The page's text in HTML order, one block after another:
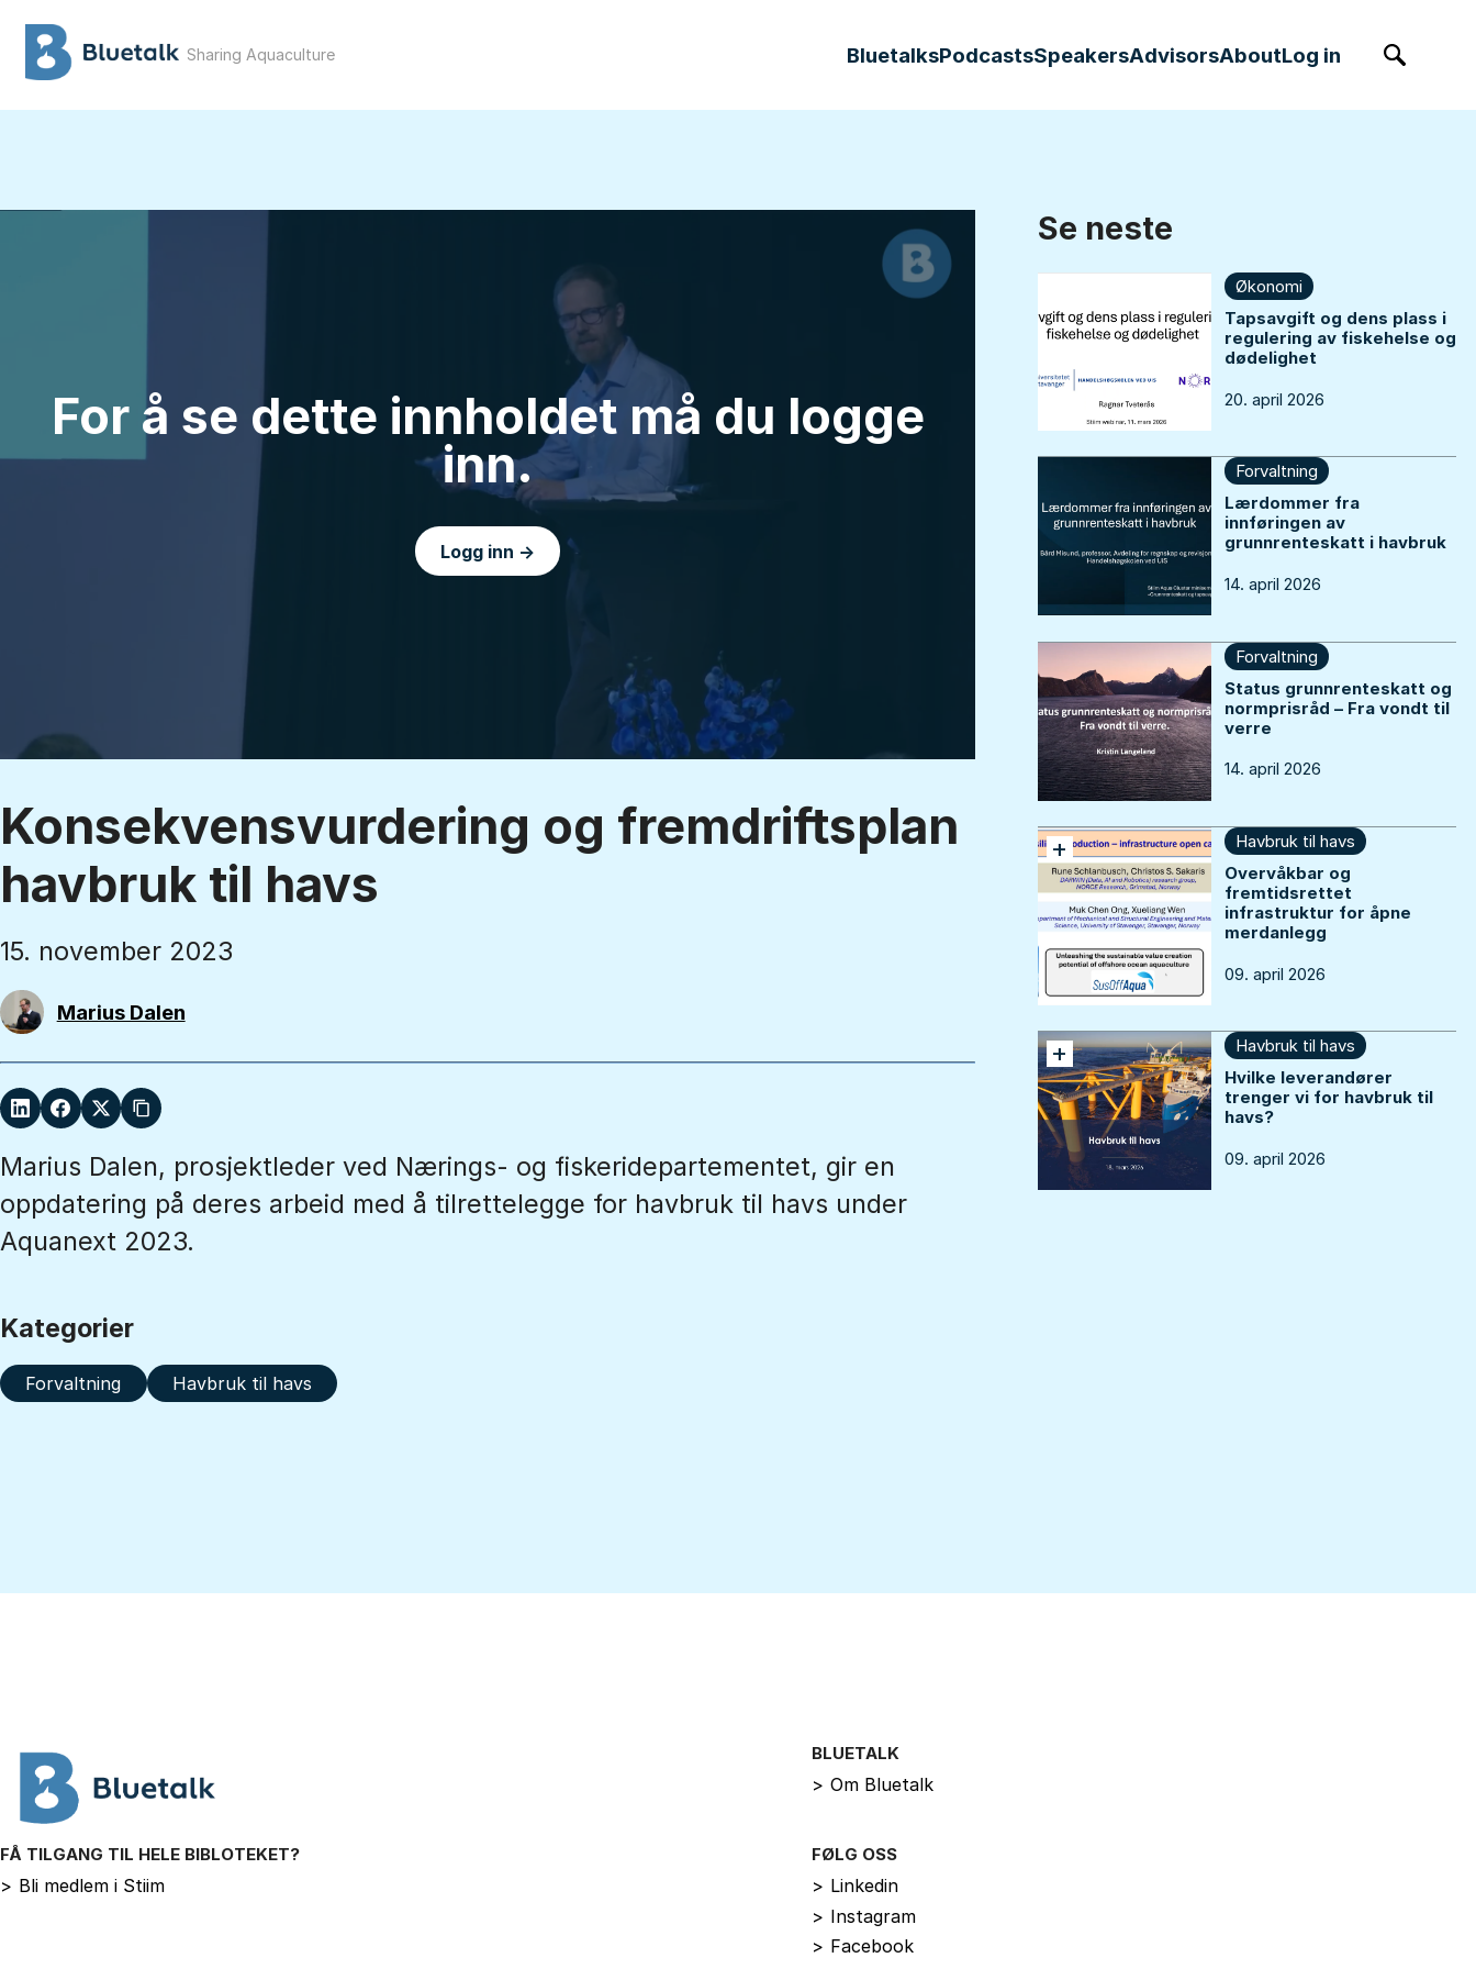
Sharing Aquaculture BluetalksPodcastsSpeakersAdvisorsAboutLog in
For å se dette innholdet må du logge
inn.
Logg inn →
Konsekvensvurdering og fremdriftsplan
havbruk til havs
15. november 2023
Marius Dalen
Se neste
Økonomi
Tapsavgift og dens plass i
regulering av fiskehelse og
dødelighet
20. april 2026
Forvaltning
Lærdommer fra
innføringen av
grunnrenteskatt i havbruk
14. april 2026
Forvaltning
Status grunnrenteskatt og
normprisråd – Fra vondt til
verre
14. april 2026
+
Havbruk til havs
Overvåkbar og
fremtidsrettet
infrastruktur for åpne
merdanlegg
09. april 2026
+
Havbruk til havs
Hvilke leverandører
trenger vi for havbruk til
havs?
09. april 2026
Marius Dalen, prosjektleder ved Nærings- og fiskeridepartementet, gir en
oppdatering på deres arbeid med å tilrettelegge for havbruk til havs under
Aquanext 2023.
Kategorier
Forvaltning Havbruk til havs
BLUETALK
> Om Bluetalk
FÅ TILGANG TIL HELE BIBLOTEKET?
> Bli medlem i Stiim
FØLG OSS
> Linkedin
> Instagram
> Facebook